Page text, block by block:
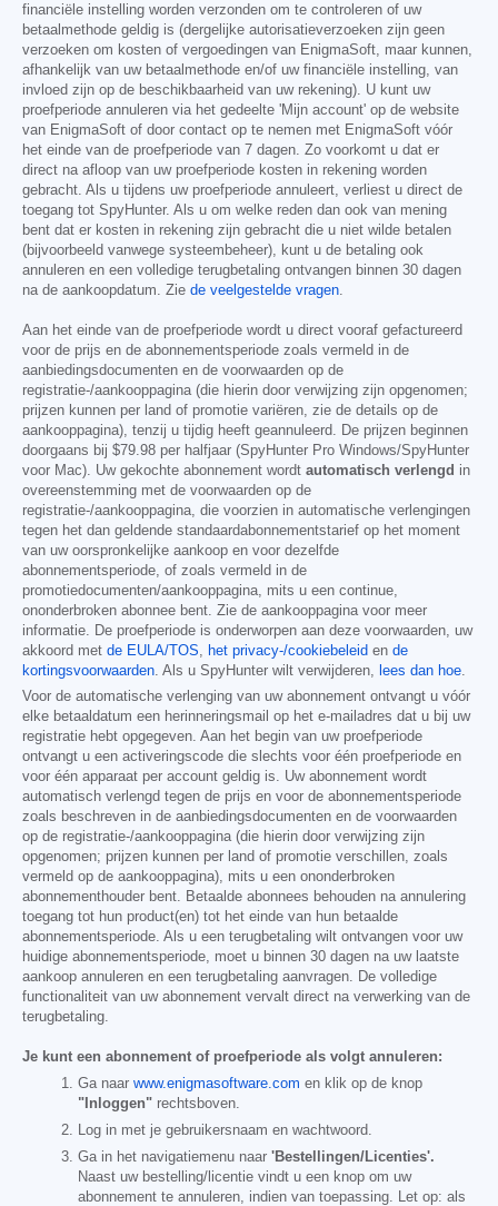
financiële instelling worden verzonden om te controleren of uw
betaalmethode geldig is (dergelijke autorisatieverzoeken zijn geen
verzoeken om kosten of vergoedingen van EnigmaSoft, maar kunnen,
afhankelijk van uw betaalmethode en/of uw financiële instelling, van
invloed zijn op de beschikbaarheid van uw rekening). U kunt uw
proefperiode annuleren via het gedeelte 'Mijn account' op de website
van EnigmaSoft of door contact op te nemen met EnigmaSoft vóór
het einde van de proefperiode van 7 dagen. Zo voorkomt u dat er
direct na afloop van uw proefperiode kosten in rekening worden
gebracht. Als u tijdens uw proefperiode annuleert, verliest u direct de
toegang tot SpyHunter. Als u om welke reden dan ook van mening
bent dat er kosten in rekening zijn gebracht die u niet wilde betalen
(bijvoorbeeld vanwege systeembeheer), kunt u de betaling ook
annuleren en een volledige terugbetaling ontvangen binnen 30 dagen
na de aankoopdatum. Zie de veelgestelde vragen
Aan het einde van de proefperiode wordt u direct vooraf gefactureerd
voor de prijs en de abonnementsperiode zoals vermeld in de
aanbiedingsdocumenten en de voorwaarden op de
registratie-/aankooppagina (die hierin door verwijzing zijn opgenomen;
prijzen kunnen per land of promotie variëren, zie de details op de
aankooppagina), tenzij u tijdig heeft geannuleerd. De prijzen beginnen
doorgaans bij $79.98 per halfjaar (SpyHunter Pro Windows/SpyHunter
voor Mac). Uw gekochte abonnement wordt automatisch verlengd in
overeenstemming met de voorwaarden op de
registratie-/aankooppagina, die voorzien in automatische verlengingen
tegen het dan geldende standaardabonnementstarief op het moment
van uw oorspronkelijke aankoop en voor dezelfde
abonnementsperiode, of zoals vermeld in de
promotiedocumenten/aankooppagina, mits u een continue,
ononderbroken abonnee bent. Zie de aankooppagina voor meer
informatie. De proefperiode is onderworpen aan deze voorwaarden, uw
akkoord met de EULA/TOS het privacy-/cookiebeleid en de
kortingsvoorwaarden . Als u SpyHunter wilt verwijderen, lees dan hoe
Voor de automatische verlenging van uw abonnement ontvangt u vóór
elke betaaldatum een herinneringsmail op het e-mailadres dat u bij uw
registratie hebt opgegeven. Aan het begin van uw proefperiode
ontvangt u een activeringscode die slechts voor één proefperiode en
voor één apparaat per account geldig is. Uw abonnement wordt
automatisch verlengd tegen de prijs en voor de abonnementsperiode
zoals beschreven in de aanbiedingsdocumenten en de voorwaarden
op de registratie-/aankooppagina (die hierin door verwijzing zijn
opgenomen; prijzen kunnen per land of promotie verschillen, zoals
vermeld op de aankooppagina), mits u een ononderbroken
abonnementhouder bent. Betaalde abonnees behouden na annulering
toegang tot hun product(en) tot het einde van hun betaalde
abonnementsperiode. Als u een terugbetaling wilt ontvangen voor uw
huidige abonnementsperiode, moet u binnen 30 dagen na uw laatste
aankoop annuleren en een terugbetaling aanvragen. De volledige
functionaliteit van uw abonnement vervalt direct na verwerking van de
terugbetaling.
Je kunt een abonnement of proefperiode als volgt annuleren:
Ga naar www.enigmasoftware.com en klik op de knop
"Inloggen" rechtsboven.
Log in met je gebruikersnaam en wachtwoord.
Ga in het navigatiemenu naar 'Bestellingen/Licenties'.
Naast uw bestelling/licentie vindt u een knop om uw
abonnement te annuleren, indien van toepassing. Let op: als